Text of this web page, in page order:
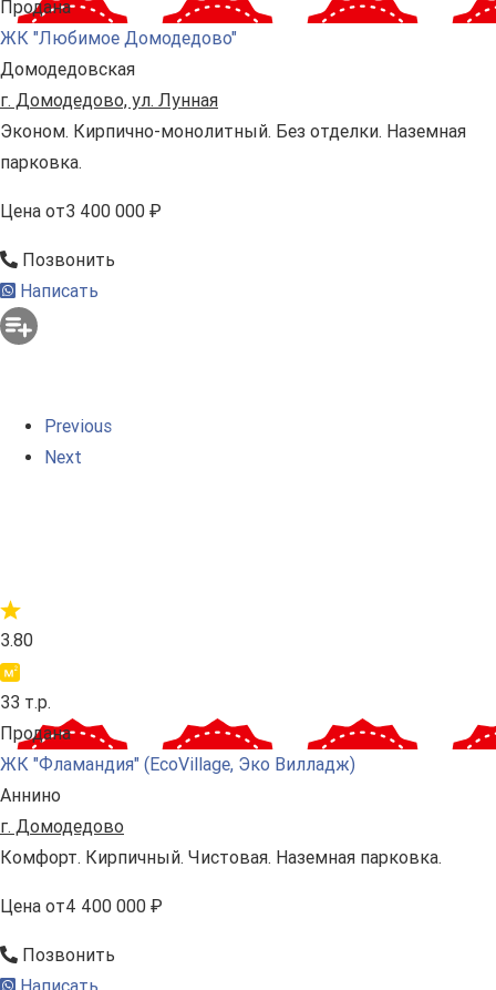
Продана
ЖК "Любимое Домодедово"
Домодедовская
г. Домодедово, ул. Лунная
Эконом. Кирпично-монолитный. Без отделки. Наземная
парковка.
Цена от3 400 000 ₽
Позвонить
Написать
Previous
Next
3.80
33 т.р.
Продана
ЖК "Фламандия" (EcoVillage, Эко Вилладж)
Аннино
г. Домодедово
Комфорт. Кирпичный. Чистовая. Наземная парковка.
Цена от4 400 000 ₽
Позвонить
Написать